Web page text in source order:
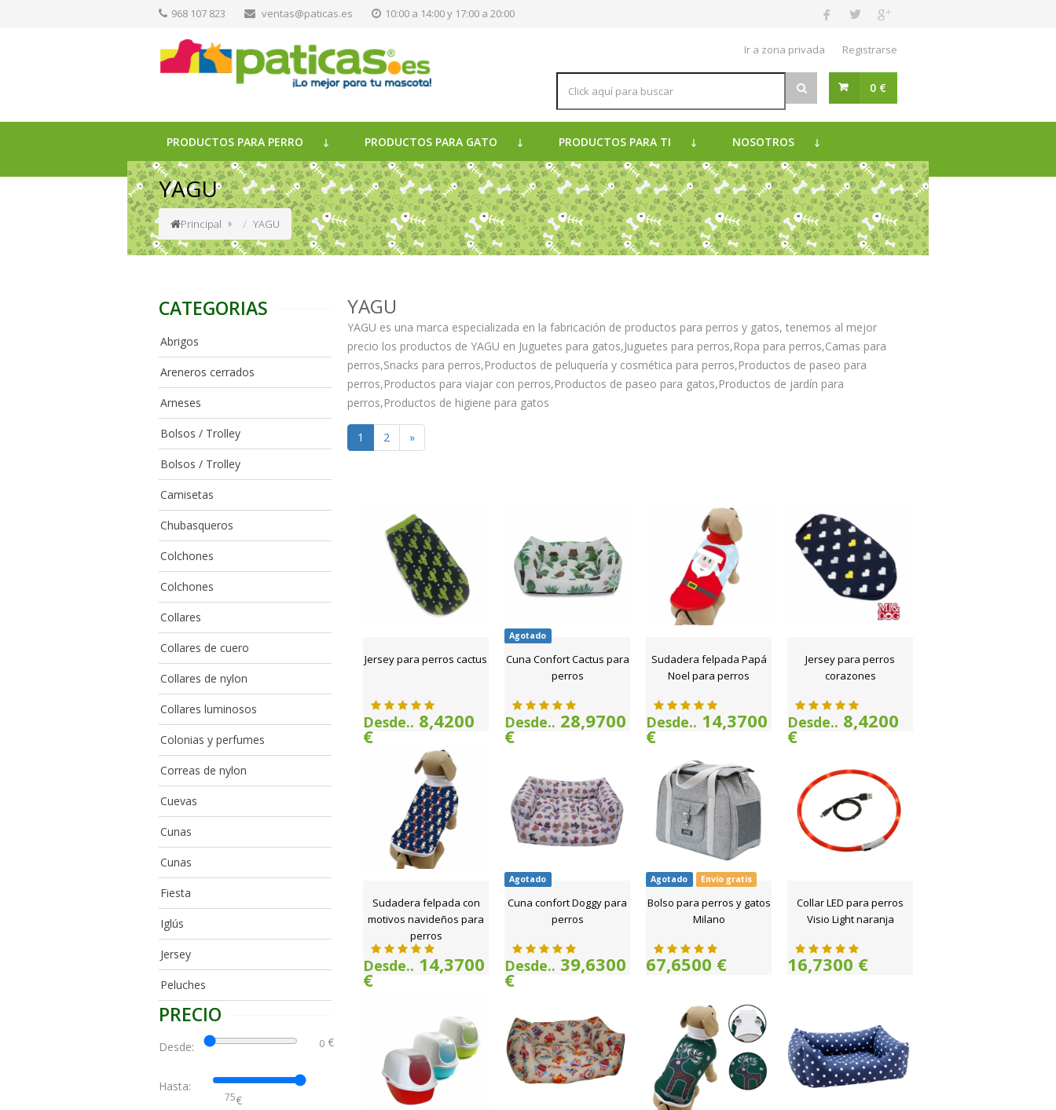
968 107 823 ventas@paticas.es 10:00 a 14:00 y 17:00 a 20:00
Ir a zona privada Registrarse
0 €
PRODUCTOS PARA PERRO PRODUCTOS PARA GATO PRODUCTOS PARA TI NOSOTROS
YAGU
Principal YAGU
CATEGORIAS
Abrigos
Areneros cerrados
Arneses
Bolsos / Trolley
Bolsos / Trolley
Camisetas
Chubasqueros
Colchones
Colchones
Collares
Collares de cuero
Collares de nylon
Collares luminosos
Colonias y perfumes
Correas de nylon
Cuevas
Cunas
Cunas
Fiesta
Iglús
Jersey
Peluches
PRECIO
Desde: €
Hasta:
€
YAGU
YAGU es una marca especializada en la fabricación de productos para perros y gatos, tenemos al mejor
precio los productos de YAGU en Juguetes para gatos,Juguetes para perros,Ropa para perros,Camas para
perros,Snacks para perros,Productos de peluquería y cosmética para perros,Productos de paseo para
perros,Productos para viajar con perros,Productos de paseo para gatos,Productos de jardín para
perros,Productos de higiene para gatos
1 2 »
Jersey para perros cactus
Desde.. 8,4200
€
Agotado
Cuna Confort Cactus para
perros
Desde.. 28,9700
€
Sudadera felpada Papá
Noel para perros
Desde.. 14,3700
€
Jersey para perros
corazones
Desde.. 8,4200
€
Sudadera felpada con
motivos navideños para
perros
Desde.. 14,3700
€
Agotado
Cuna confort Doggy para
perros
Desde.. 39,6300
€
Agotado Envío gratis
Bolso para perros y gatos
Milano
67,6500 €
Collar LED para perros
Visio Light naranja
16,7300 €